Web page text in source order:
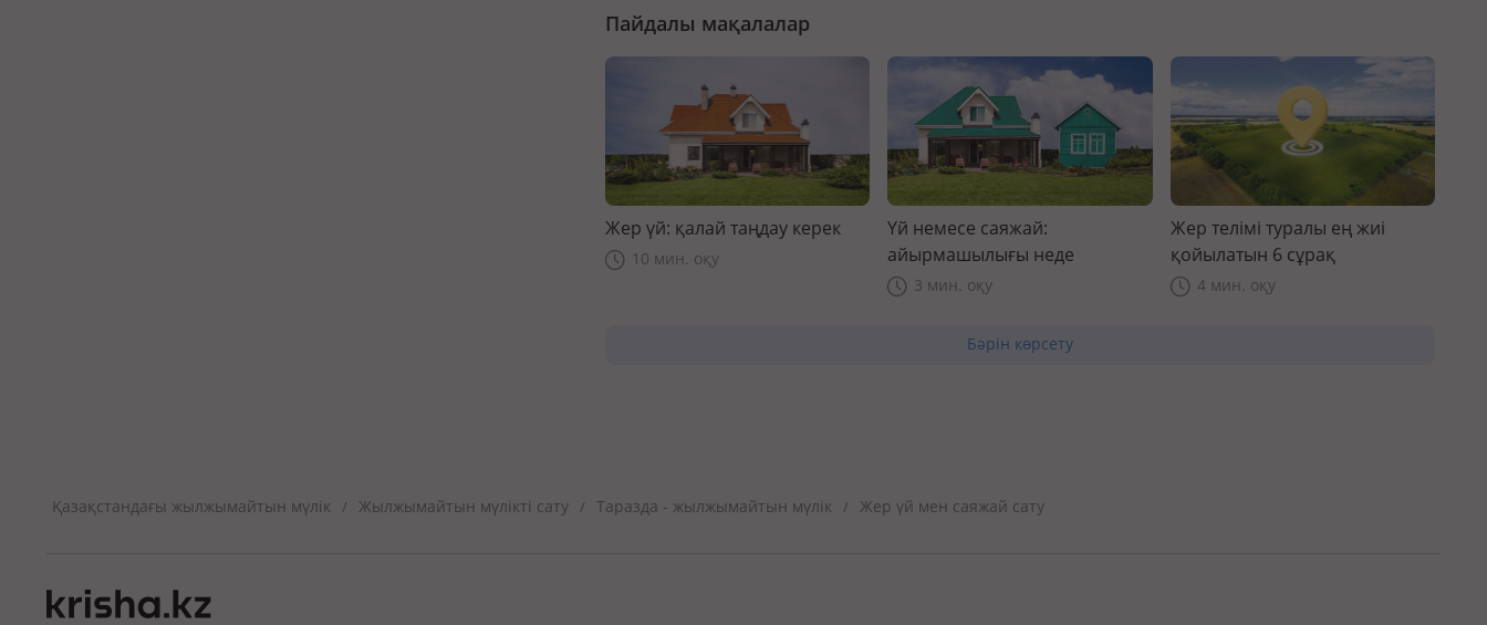
Пайдалы мақалалар
Жер үй: қалай таңдау керек
10 мин. оқу
Үй немесе саяжай:
айырмашылығы неде
3 мин. оқу
Жер телімі туралы ең жиі
қойылатын 6 сұрақ
4 мин. оқу
Бәрін көрсету
Қазақстандағы жылжымайтын мүлік / Жылжымайтын мүлікті сату / Таразда - жылжымайтын мүлік / Жер үй мен саяжай сату